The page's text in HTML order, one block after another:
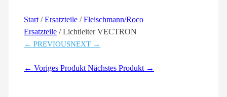
Start /Ersatzteile /Fleischmann/Roco
Ersatzteile / Lichtleiter VECTRON
← PREVIOUSNEXT →
← Voriges Produkt Nächstes Produkt →